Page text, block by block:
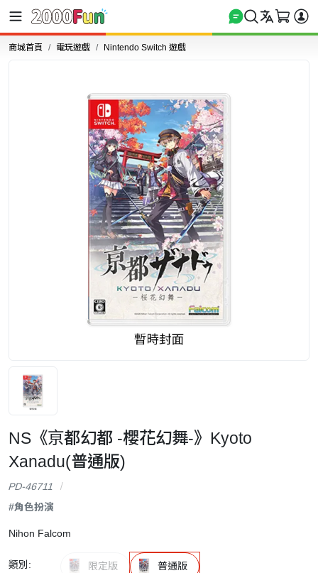
商城首頁 電玩遊戲 Nintendo Switch 遊戲
NS《亰都幻都 -櫻花幻舞-》Kyoto
Xanadu(普通版)
PD-46711
#角色扮演
Nihon Falcom
類別: 限定版 普通版